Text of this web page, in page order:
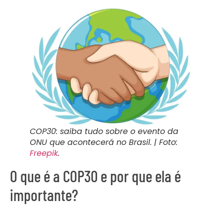
COP30: saiba tudo sobre o evento da
ONU que acontecerá no Brasil. | Foto:
Freepik.
O que é a COP30 e por que ela é
importante?